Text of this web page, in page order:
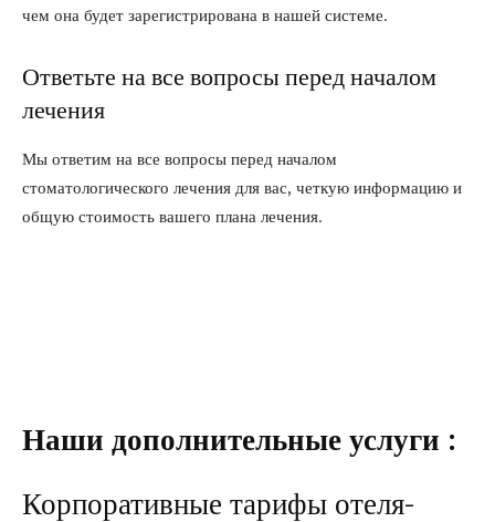
чем она будет зарегистрирована в нашей системе.
Ответьте на все вопросы перед началом
лечения
Мы ответим на все вопросы перед началом
стоматологического лечения для вас, четкую информацию и
общую стоимость вашего плана лечения.
Наши дополнительные услуги :
Корпоративные тарифы отеля-